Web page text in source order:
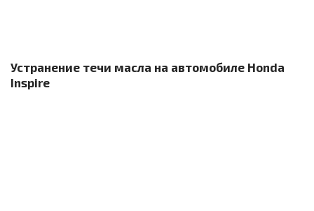
Устранение течи масла на автомобиле Honda
Inspire